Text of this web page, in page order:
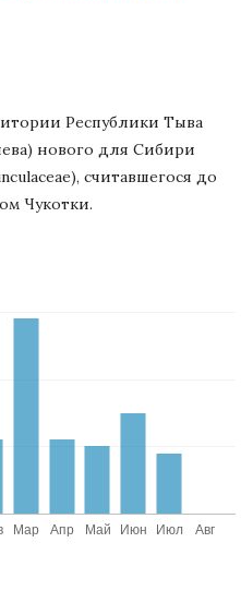
Республики Тыва
нового для Сибири
считавшегося до
Чукотки.